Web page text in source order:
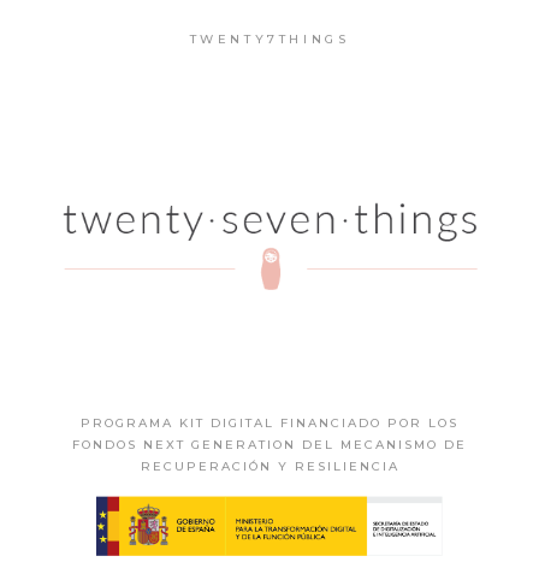
TWENTY7THINGS
PROGRAMA KIT DIGITAL FINANCIADO POR LOS
FONDOS NEXT GENERATION DEL MECANISMO DE
RECUPERACIÓN Y RESILIENCIA